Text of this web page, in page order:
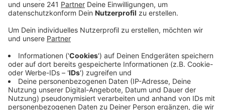
Anzeige
der Stadt bis zu 25 Tonnen täglich gestreut werden.
Auch wenn das Streusalzlager zu Beginn der
Wintersaison vollständig gefüllt war, wird das Salz
jetzt knapp. Denn es gebe Lieferengpässe.